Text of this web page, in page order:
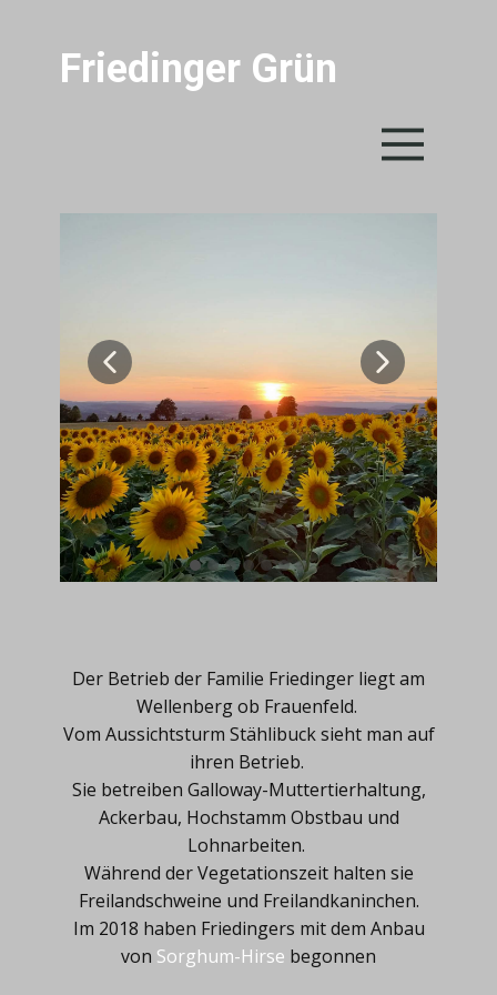
Friedinger Grün
Der Betrieb der Familie Friedinger liegt am
Wellenberg ob Frauenfeld.
Vom Aussichtsturm Stählibuck sieht man auf
ihren Betrieb.
Sie betreiben ​Galloway-Muttertierhaltung,
Ackerbau, Hochstamm Obstbau und
Lohnarbeiten.
Während der Vegetationszeit halten sie
Freilandschweine und Freilandkaninchen.
Im 2018 haben Friedingers mit dem Anbau
von Sorghum-Hirse begonnen